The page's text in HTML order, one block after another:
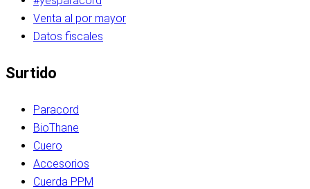
Venta al por mayor
Datos fiscales
Surtido
Paracord
BioThane
Cuero
Accesorios
Cuerda PPM